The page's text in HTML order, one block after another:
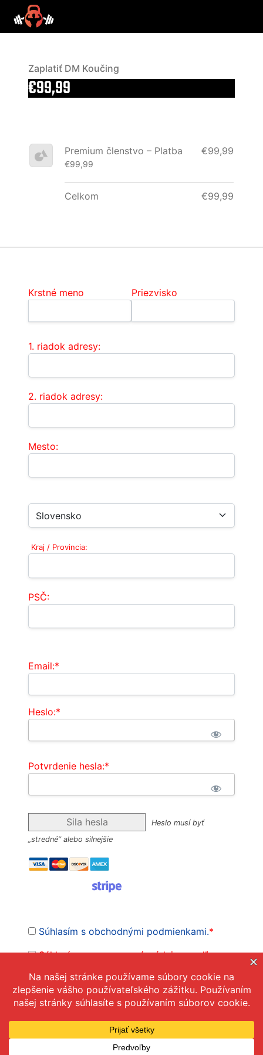
Kontaktné údaje:
Krstné meno Priezvisko
Fakturačná adresa
1. riadok adresy:
2. riadok adresy:
Mesto:
Kraj / Provincia:
PSČ:
Email:*
Heslo:*
Potvrdenie hesla:*
Sila hesla
Heslo musí byť
„stredné“ alebo silnejšie
Súhlasím s obchodnými podmienkami.*
Súhlasím so spracovaním údajov podľa
Zaplatiť DM Koučing
€99,99
Premium členstvo – Platba
€99,99
€99,99
Celkom €99,99